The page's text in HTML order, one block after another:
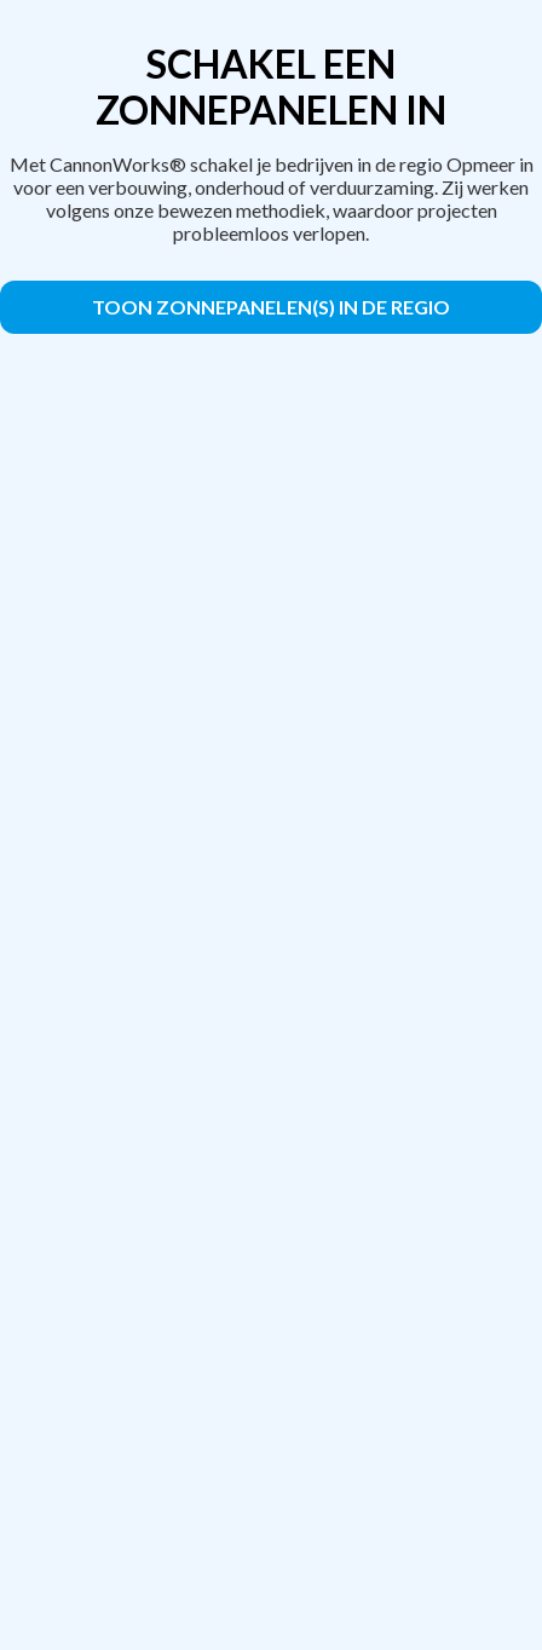
SCHAKEL EEN
ZONNEPANELEN IN
Met CannonWorks® schakel je bedrijven in de regio Opmeer in
voor een verbouwing, onderhoud of verduurzaming. Zij werken
volgens onze bewezen methodiek, waardoor projecten
probleemloos verlopen.
TOON ZONNEPANELEN(S) IN DE REGIO